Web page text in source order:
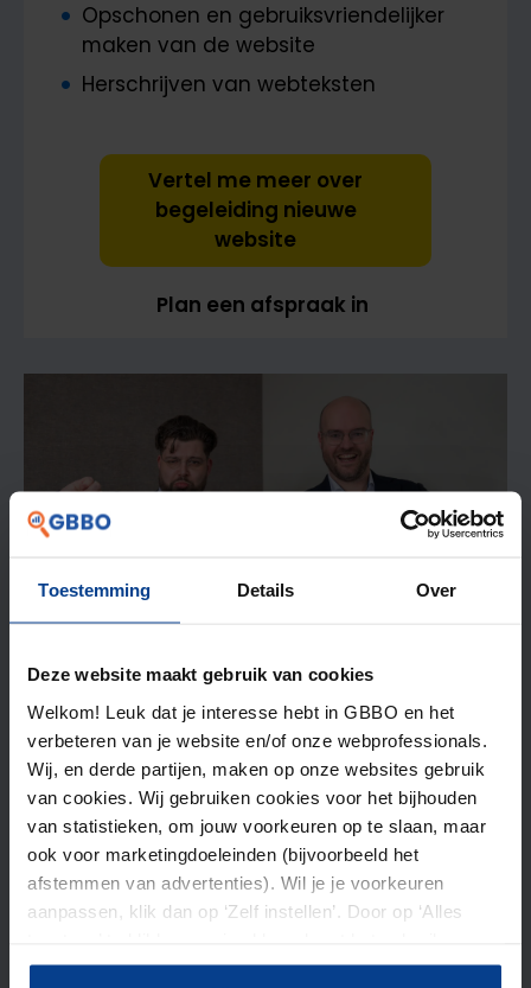
Toestemming Details Over
Deze website maakt gebruik van cookies
Welkom! Leuk dat je interesse hebt in GBBO en het
verbeteren van je website en/of onze webprofessionals.
Wij, en derde partijen, maken op onze websites gebruik
van cookies. Wij gebruiken cookies voor het bijhouden
van statistieken, om jouw voorkeuren op te slaan, maar
ook voor marketingdoeleinden (bijvoorbeeld het
afstemmen van advertenties). Wil je je voorkeuren
aanpassen, klik dan op ‘Zelf instellen’. Door op ‘Alles
alle cookies zoals omschreven inonze
Opschonen en gebruiksvriendelijker
maken van de website
Herschrijven van webteksten
Vertel me meer over
begeleiding nieuwe
website
Plan een afspraak in
Webprofessional inhuren
Is er een capaciteitsprobleem of expertise
probleem binnen jouw team? Huur direct
een tijdelijke vervanger in om rust en
expertise te krijgen binnen jouw team. Met
deskundige: